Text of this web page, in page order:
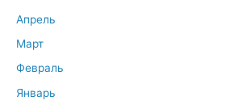
Апрель
Март
Февраль
Январь